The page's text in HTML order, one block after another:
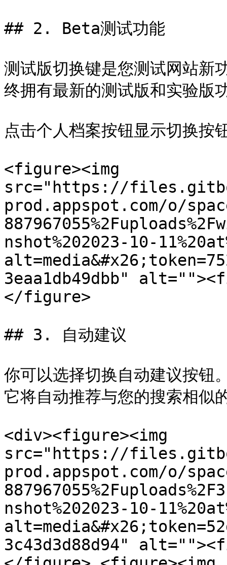
## 2. Beta测试功能
测试版切换键是您测试网站新
终拥有最新的测试版和实验版
点击个人档案按钮显示切换按
<figure><img
src="https://
prod.appspot.com/o/
nshot%202023-10-
3eaa1db49dbb"
</figure>
## 3. 自动建议
你可以选择切换自动建议按钮
它将自动推荐与您的搜索相
<div><figure><img
src="https://
prod.appspot.com/o/
nshot%202023-10-
3c43d3d88d94"